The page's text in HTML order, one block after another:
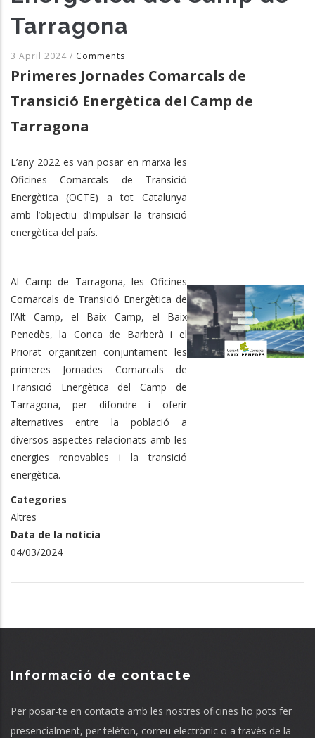
Tarragona
3 April 2024 / Comments
Primeres Jornades Comarcals de
Transició Energètica del Camp de
Tarragona
L’any 2022 es van posar en marxa les
Oficines Comarcals de Transició
Energètica (OCTE) a tot Catalunya
amb l’objectiu d’impulsar la transició
energètica del país.
Al Camp de Tarragona, les Oficines
Comarcals de Transició Energètica de
l’Alt Camp, el Baix Camp, el Baix
Penedès, la Conca de Barberà i el
Priorat organitzen conjuntament les
primeres Jornades Comarcals de
Transició Energètica del Camp de
Tarragona, per difondre i oferir
alternatives entre la població a
diversos aspectes relacionats amb les
energies renovables i la transició
energètica.
Categories
Altres
Data de la notícia
04/03/2024
Informació de contacte
Per posar-te en contacte amb les nostres oficines ho pots fer
presencialment, per telèfon, correu electrònic o a través de la